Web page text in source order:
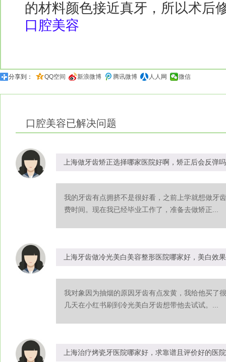
的材料颜色接近真牙，所以术后
口腔美容
分享到： QQ空间 新浪微博 腾讯微博 人人网 微信
口腔美容已解决问题
上海做牙齿矫正选择哪家医院好啊，矫正后会反弹吗
我的牙齿有点拥挤不是很好看，之前上学就想做牙
费时间。现在我已经毕业工作了，准备去做矫正...
上海牙齿做冷光美白美容整形医院哪家好，美白效
我对象因为抽烟的原因牙齿有点发黄，我给他买了
几天在小红书刷到冷光美白牙齿想带他去试试。...
上海治疗烤瓷牙医院哪家好，求靠谱且评价好的医